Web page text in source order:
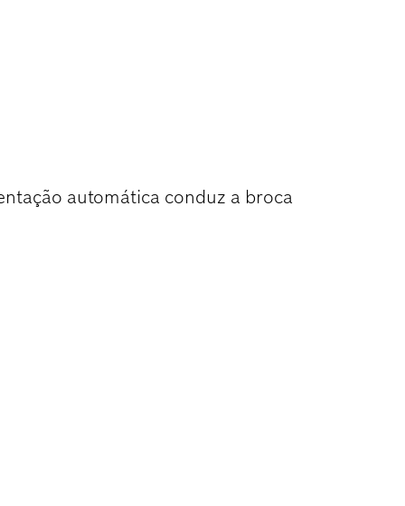
automática conduz a broca